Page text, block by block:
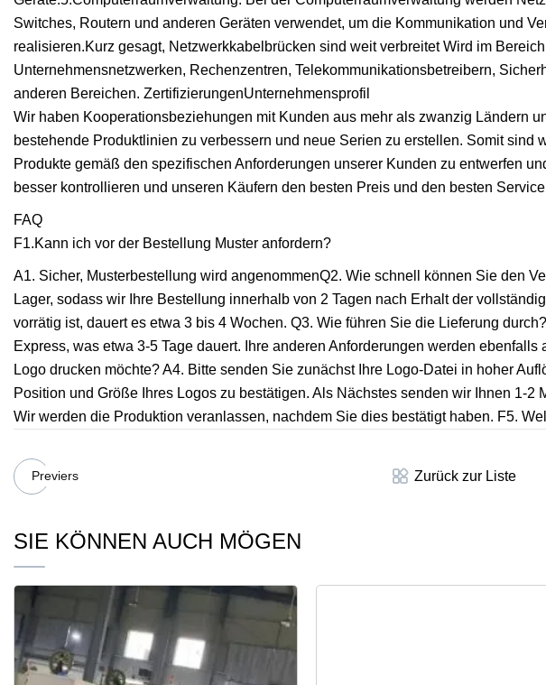
Switches, Routern und anderen Geräten verwendet, um die Kommunikation und
realisieren.Kurz gesagt, Netzwerkkabelbrücken sind weit verbreitet Wird im
Unternehmensnetzwerken, Rechenzentren, Telekommunikationsbetreibern,
anderen Bereichen. ZertifizierungenUnternehmensprofil
Wir haben Kooperationsbeziehungen mit Kunden aus mehr als zwanzig Ländern
bestehende Produktlinien zu verbessern und neue Serien zu erstellen. Somit sind
Produkte gemäß den spezifischen Anforderungen unserer Kunden zu entwerfen
besser kontrollieren und unseren Käufern den besten Preis und den besten
FAQ
F1.Kann ich vor der Bestellung Muster anfordern?
A1. Sicher, Musterbestellung wird angenommenQ2. Wie schnell können Sie den
Lager, sodass wir Ihre Bestellung innerhalb von 2 Tagen nach Erhalt der
vorrätig ist, dauert es etwa 3 bis 4 Wochen. Q3. Wie führen Sie die Lieferung
Express, was etwa 3-5 Tage dauert. Ihre anderen Anforderungen werden
Logo drucken möchte? A4. Bitte senden Sie zunächst Ihre Logo-Datei in hoher
Position und Größe Ihres Logos zu bestätigen. Als Nächstes senden wir Ihnen 1-2
Wir werden die Produktion veranlassen, nachdem Sie dies bestätigt haben. F5.
Previers Zurück zur Liste
SIE KÖNNEN AUCH MÖGEN